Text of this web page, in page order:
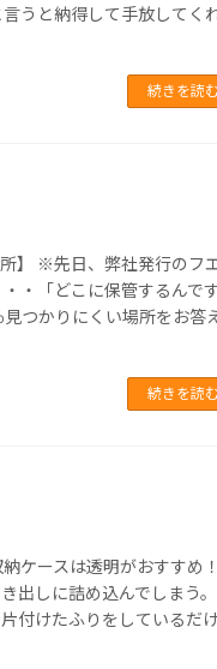
うと納得して手放してく
続きを読む
】 ※先日、弊社発行のフ
・「どこに保管するんで
つかりにくい場所をお答
続きを読む
ケースは透明がおすすめ！
出しに詰め込んでしまう
付けたふりをしているだけ